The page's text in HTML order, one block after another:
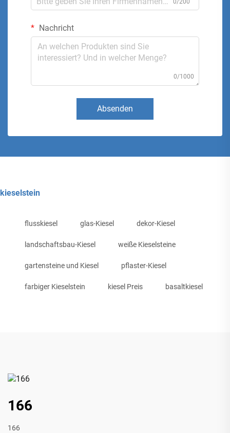
0/200
Nachricht
0/1000
Absenden
kieselstein
flusskiesel glas-Kiesel dekor-Kiesel
landschaftsbau-Kiesel weiße Kieselsteine
gartensteine und Kiesel pflaster-Kiesel
farbiger Kieselstein kiesel Preis basaltkiesel
166
166